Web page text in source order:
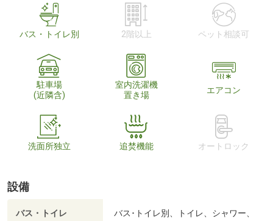
バス・トイレ別 2階以上 ペット相談可
駐車場
(近隣含)
室内洗濯機
置き場
エアコン
洗面所独立 追焚機能 オートロック
設備
バス・トイレ
バス･トイレ別、トイレ、シャワー、